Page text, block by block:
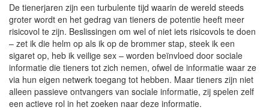
De tienerjaren zijn een turbulente tijd waarin de wereld steeds
groter wordt en het gedrag van tieners de potentie heeft meer
risicovol te zijn. Beslissingen om wel of niet iets risicovols te doen
– zet ik die helm op als ik op de brommer stap, steek ik een
sigaret op, heb ik veilige sex – worden beïnvloed door sociale
informatie die tieners tot zich nemen, ofwel de informatie waar ze
via hun eigen netwerk toegang tot hebben. Maar tieners zijn niet
alleen passieve ontvangers van sociale informatie, zij spelen zelf
een actieve rol in het zoeken naar deze informatie.